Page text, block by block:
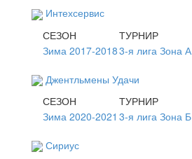
Интехсервис
СЕЗОН
ТУРНИР
Зима 2017-20183-я лига Зона А
Джентльмены Удачи
СЕЗОН
ТУРНИР
Зима 2020-2021 3-я лига Зона Б
Сириус